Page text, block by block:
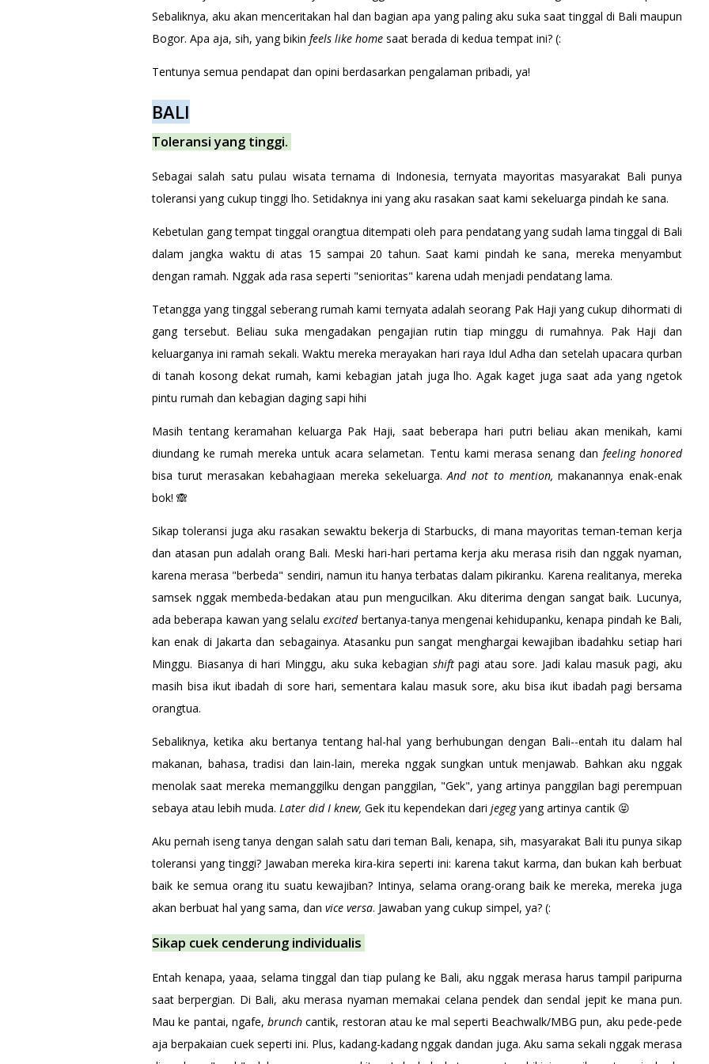
Sebaliknya, aku akan menceritakan hal dan bagian apa yang paling aku suka saat tinggal di Bali maupun
Bogor. Apa aja, sih, yang bikin feels like home saat berada di kedua tempat ini? (:
Tentunya semua pendapat dan opini berdasarkan pengalaman pribadi, ya!
BALI
Toleransi yang tinggi.
Sebagai salah satu pulau wisata ternama di Indonesia, ternyata mayoritas masyarakat Bali punya
toleransi yang cukup tinggi lho. Setidaknya ini yang aku rasakan saat kami sekeluarga pindah ke sana.
Kebetulan gang tempat tinggal orangtua ditempati oleh para pendatang yang sudah lama tinggal di Bali
dalam jangka waktu di atas 15 sampai 20 tahun. Saat kami pindah ke sana, mereka menyambut
dengan ramah. Nggak ada rasa seperti "senioritas" karena udah menjadi pendatang lama.
Tetangga yang tinggal seberang rumah kami ternyata adalah seorang Pak Haji yang cukup dihormati di
gang tersebut. Beliau suka mengadakan pengajian rutin tiap minggu di rumahnya. Pak Haji dan
keluarganya ini ramah sekali. Waktu mereka merayakan hari raya Idul Adha dan setelah upacara qurban
di tanah kosong dekat rumah, kami kebagian jatah juga lho. Agak kaget juga saat ada yang ngetok
pintu rumah dan kebagian daging sapi hihi
Masih tentang keramahan keluarga Pak Haji, saat beberapa hari putri beliau akan menikah, kami
diundang ke rumah mereka untuk acara selametan. Tentu kami merasa senang dan feeling honored
bisa turut merasakan kebahagiaan mereka sekeluarga.And not to mention,makanannya enak-enak
bok! 🙈
Sikap toleransi juga aku rasakan sewaktu bekerja di Starbucks, di mana mayoritas teman-teman kerja
dan atasan pun adalah orang Bali. Meski hari-hari pertama kerja aku merasa risih dan nggak nyaman,
karena merasa "berbeda" sendiri, namun itu hanya terbatas dalam pikiranku. Karena realitanya, mereka
samsek nggak membeda-bedakan atau pun mengucilkan. Aku diterima dengan sangat baik. Lucunya,
ada beberapa kawan yang selaluexcited bertanya-tanya mengenai kehidupanku, kenapa pindah ke Bali,
kan enak di Jakarta dan sebagainya. Atasanku pun sangat menghargai kewajiban ibadahku setiap hari
Minggu. Biasanya di hari Minggu, aku suka kebagian shiftpagi atau sore. Jadi kalau masuk pagi, aku
masih bisa ikut ibadah di sore hari, sementara kalau masuk sore, aku bisa ikut ibadah pagi bersama
orangtua.
Sebaliknya, ketika aku bertanya tentang hal-hal yang berhubungan dengan Bali--entah itu dalam hal
makanan, bahasa, tradisi dan lain-lain, mereka nggak sungkan untuk menjawab. Bahkan aku nggak
menolak saat mereka memanggilku dengan panggilan, "Gek", yang artinya panggilan bagi perempuan
sebaya atau lebih muda. Later did I knew, Gek itu kependekan dari jegegyang artinya cantik 😝
Aku pernah iseng tanya dengan salah satu dari teman Bali, kenapa, sih, masyarakat Bali itu punya sikap
toleransi yang tinggi? Jawaban mereka kira-kira seperti ini: karena takut karma, dan bukan kah berbuat
baik ke semua orang itu suatu kewajiban? Intinya, selama orang-orang baik ke mereka, mereka juga
akan berbuat hal yang sama, dan vice versa. Jawaban yang cukup simpel, ya? (:
Sikap cuek cenderung individualis
Entah kenapa, yaaa, selama tinggal dan tiap pulang ke Bali, aku nggak merasa harus tampil paripurna
saat berpergian. Di Bali, aku merasa nyaman memakai celana pendek dan sendal jepit ke mana pun.
Mau ke pantai, ngafe,brunchcantik, restoran atau ke mal seperti Beachwalk/MBG pun, aku pede-pede
aja berpakaian cuek seperti ini. Plus, kadang-kadang nggak dandan juga. Aku sama sekali nggak merasa